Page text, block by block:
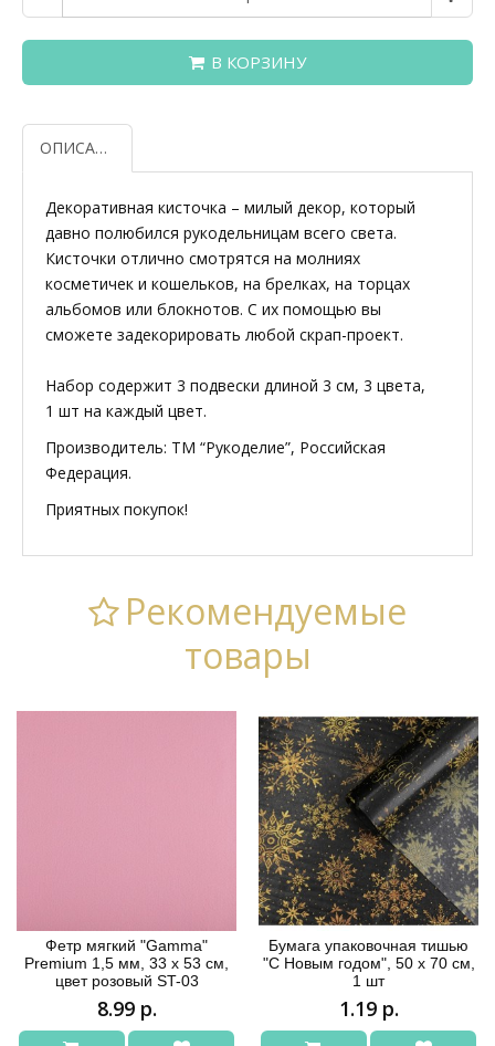
В КОРЗИНУ
ОПИСАНИЕ
Декоративная кисточка – милый декор, который
давно полюбился рукодельницам всего света.
Кисточки отлично смотрятся на молниях
косметичек и кошельков, на брелках, на торцах
альбомов или блокнотов. С их помощью вы
сможете задекорировать любой скрап-проект.
Набор содержит 3 подвески длиной 3 см, 3 цвета,
1 шт на каждый цвет.
Производитель: ТМ “Рукоделие”, Российская
Федерация.
Приятных покупок!
Рекомендуемые
товары
Фетр мягкий "Gamma"
Premium 1,5 мм, 33 х 53 см,
цвет розовый ST-03
8.99 р.
Бумага упаковочная тишью
"С Новым годом", 50 х 70 см,
1 шт
1.19 р.